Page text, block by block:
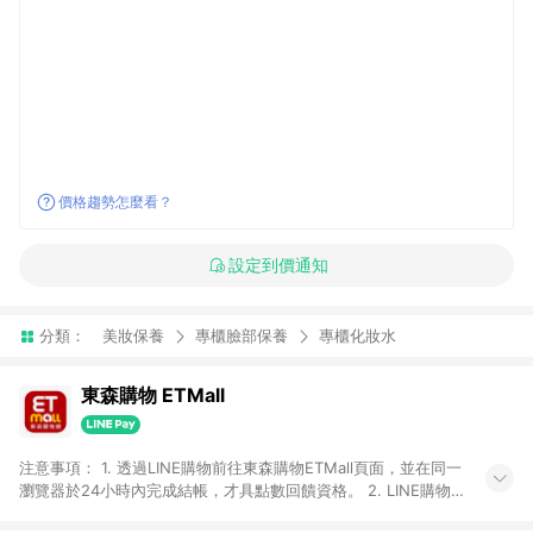
價格趨勢怎麼看？
設定到價通知
分類： 美妝保養 專櫃臉部保養 專櫃化妝水
東森購物 ETMall
注意事項： 1. 透過LINE購物前往東森購物ETMall頁面，並在同一
瀏覽器於24小時內完成結帳，才具點數回饋資格。 2. LINE購物